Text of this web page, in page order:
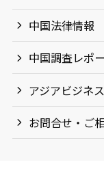
中国法律情報
中国調査レポ
アジアビジネ
お問合せ・ご